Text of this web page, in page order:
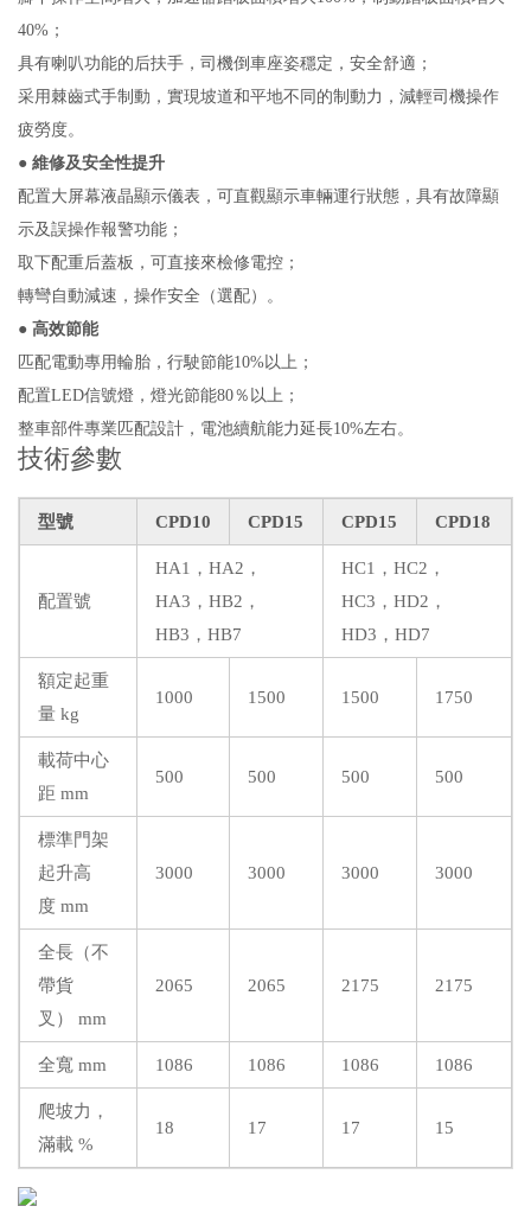
40%；
具有喇叭功能的后扶手，司機倒車座姿穩定，安全舒適；
采用棘齒式手制動，實現坡道和平地不同的制動力，減輕司機操作
疲勞度。
● 維修及安全性提升
配置大屏幕液晶顯示儀表，可直觀顯示車輛運行狀態，具有故障顯
示及誤操作報警功能；
取下配重后蓋板，可直接來檢修電控；
轉彎自動減速，操作安全（選配）。
● 高效節能
匹配電動專用輪胎，行駛節能10%以上；
配置LED信號燈，燈光節能80％以上；
整車部件專業匹配設計，電池續航能力延長10%左右。
技術參數
型號 CPD10 CPD15 CPD15 CPD18
配置號
HA1，HA2，
HA3，HB2，
HB3，HB7
HC1，HC2，
HC3，HD2，
HD3，HD7
額定起重
量 kg
1000 1500 1500 1750
載荷中心
距 mm
500 500 500 500
標準門架
起升高
度 mm
3000 3000 3000 3000
全長（不
帶貨
叉） mm
2065 2065 2175 2175
全寬 mm 1086 1086 1086 1086
爬坡力，
滿載 %
18 17 17 15